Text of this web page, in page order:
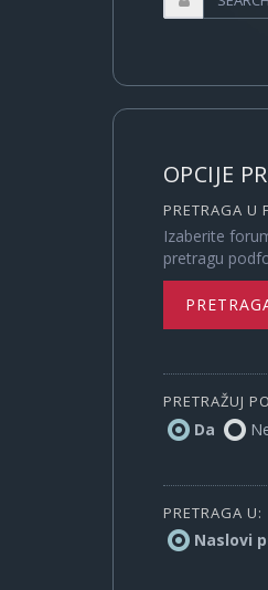
OPCIJE
PRETRAGA U
Izaberite
pretragu
PRETRAŽUJ
Da
PRETRAGA U:
Naslovi